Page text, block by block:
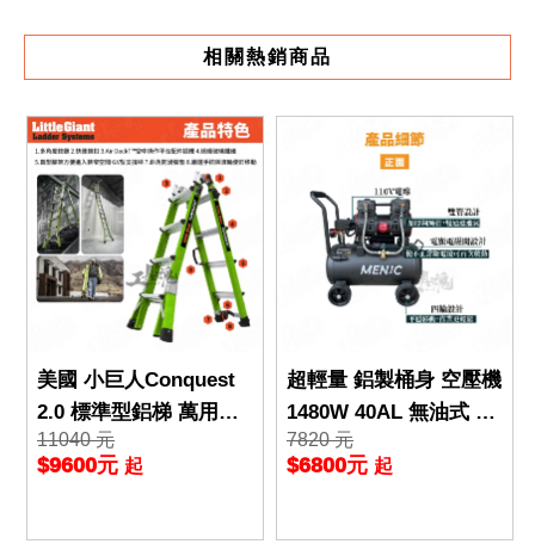
相關熱銷商品
美國 小巨人Conquest
2.0 標準型鋁梯 萬用梯
梯子 伸縮梯 人字梯 工
作梯 A字梯
11040 元
$9600元 起
超輕量 鋁製桶身 空壓機
1480W 40AL 無油式 低
噪音 電磁閥 雙通道 全
銅電機 空壓機 風
7820 元
$6800元 起